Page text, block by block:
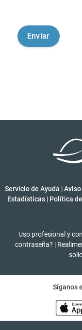
Servicio de Ayuda |Aviso
Estadísticas | Política
Uso profesional y
contraseña? |
Síganos